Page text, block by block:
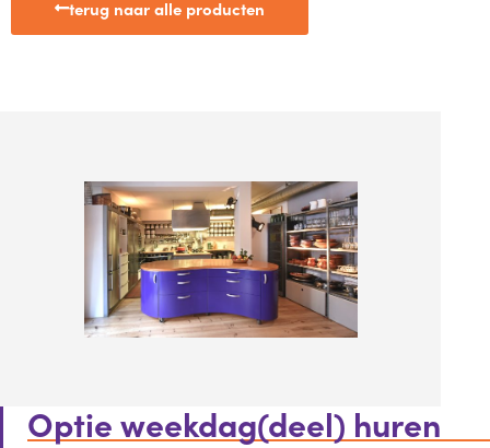
terug naar alle producten
Optie weekdag(deel) huren